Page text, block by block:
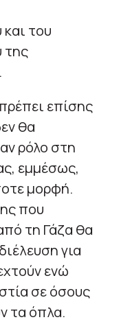
του
επίσης
θα
ρόλο στη
εμμέσως,
μορφή.
που
τη Γάζα θα
για
ενώ
σε όσους
τα όπλα.